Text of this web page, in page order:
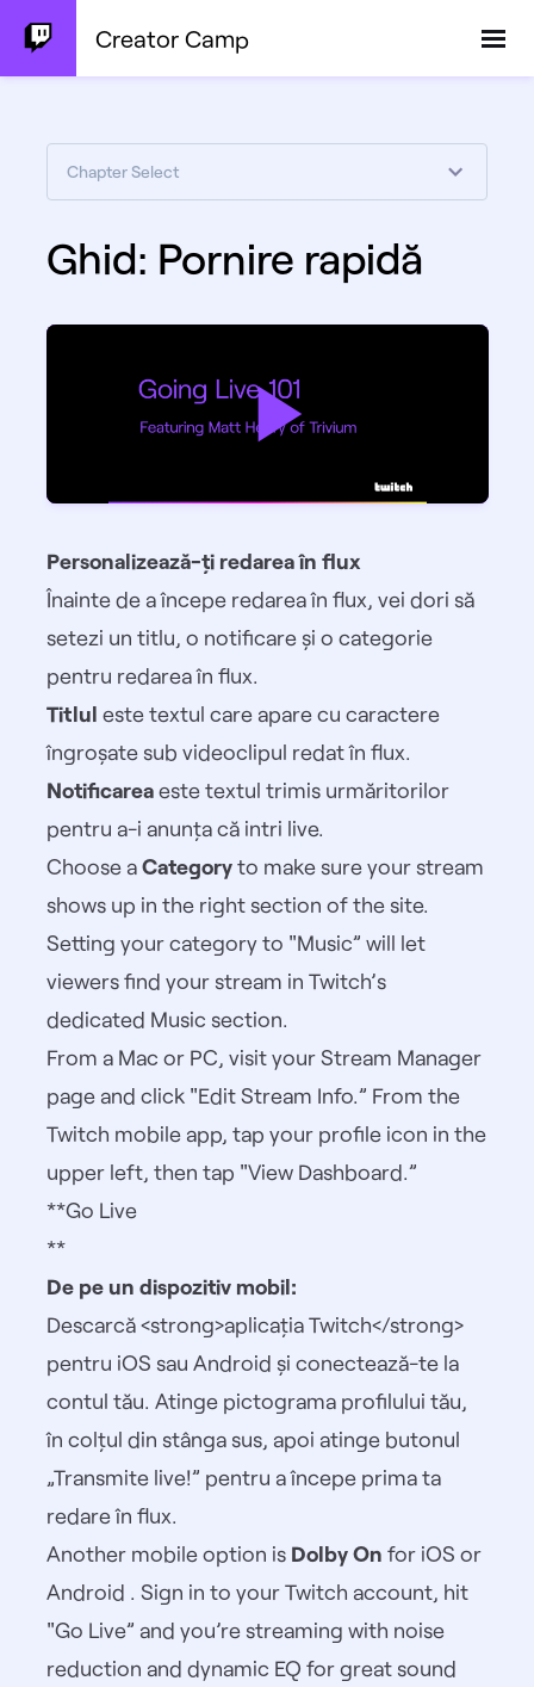
Creator Camp
Chapter Select
Ghid: Pornire rapidă
Personalizează-ți redarea în flux
Înainte de a începe redarea în flux, vei dori să
setezi un titlu, o notificare și o categorie
pentru redarea în flux.
Titlul este textul care apare cu caractere
îngroșate sub videoclipul redat în flux.
Notificareaeste textul trimis urmăritorilor
pentru a-i anunța că intri live.
Choose aCategoryto make sure your stream
shows up in the right section of the site.
Setting your category to "Music” will let
viewers find your stream in Twitch’s
dedicated Music section.
From a Mac or PC, visit yourStream Manager
page and click "Edit Stream Info.” From the
Twitch mobile app, tap your profile icon in the
upper left, then tap "View Dashboard.”
**Go Live
**
De pe un dispozitiv mobil:
Descarcă<strong>aplicația Twitch</strong>
pentru iOS sau Android și conectează-te la
contul tău. Atinge pictograma profilului tău,
în colțul din stânga sus, apoi atinge butonul
„Transmite live!” pentru a începe prima ta
redare în flux.
Another mobile option is Dolby On for iOS or
Android . Sign in to your Twitch account, hit
"Go Live” and you’re streaming with noise
reduction and dynamic EQ for great sound